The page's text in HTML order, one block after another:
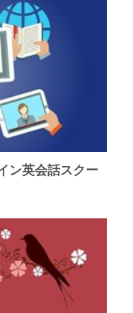
ン英会話スクー